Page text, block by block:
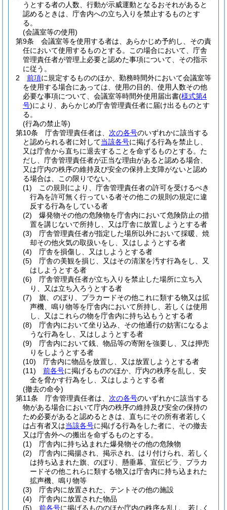
うとする者の人数、行動が示威運動となるおそれがあると
認めるときは、庁舎内への立ち入りを禁止するものとす
る。
(会議室等の使用)
第9条
会議室等を使用する者は、あらかじめ予約し、その責
任において使用するものとする。
この場合において、庁舎
管理責任者が管理上必要と認めた事項について、その指示
に従う。
2
前項に規定するもののほか、勤務時間外において会議室等
を使用する場合にあっては、使用の目的、使用人数その他
必要な事項について、会議室等時間外使用届出書(様式第4
号)により、あらかじめ庁舎管理責任者に届け出るものとす
る。
(行為の禁止等)
第10条
庁舎管理責任者は、 次の各号のいずれかに該当する
と認められる者に対して当該各号に掲げる行為を禁止し、
又は庁舎から直ちに退去することを命ずるものとする。 た
だし、庁舎管理責任者が正当な理由があると認める場合、
又は庁内の秩序の維持及び安全の保持上支障がないと認め
る場合は、この限りでない。
(1)
この規則により、庁舎管理責任者の許可を受けるべき
行為を許可無く行っている者その他この規則の規定に違
反する行為をしている者
(2)
爆発物その他の危険物を庁舎内において危険防止の措
置を講じないで所持し、又は庁舎に放置しようとする者
(3)
庁舎管理責任者が指定した場所以外において採暖、焼
却その他火気の取扱いをし、又はしようとする者
(4)
庁舎を損傷し、又はしようとする者
(5)
庁舎の美観を損じ、又はその清潔を汚す行為をし、又
はしようとする者
(6)
庁舎管理責任者が立ち入りを禁止した場所に立ち入
り、又は立ち入ろうとする者
(7)
旗、のぼり、プラカードその他これに類する物又は拡
声機、鳴り物等を庁舎内において所持し、若しくは使用
し、又はこれらの物を庁舎内に持ち込もうとする者
(8)
庁舎内において坐り込み、その他通行の妨害になるよ
うな行為をし、又はしようとする者
(9)
庁舎内において銭、物品等の寄附を強要し、又は押売
りをしようとする者
(10)
庁舎内に物品を放置し、又は放置しようとする者
(11)
前各号に掲げるもののほか、庁内の秩序を乱し、安
全を脅かす行為をし、又はしようとする者
(撤去の命令)
第11条
庁舎管理責任者は、 次の各号のいずれかに該当する
物がある場合において庁内の秩序の維持及び安全の保持の
ため必要があると認めるときは、直ちにその所有者若しく
は占有者又は当該各号に掲げる行為をした者に、その撤去
又は庁舎外への搬出を命ずるものとする。
(1)
庁舎内に持ち込まれた爆発物その他の危険物
(2)
庁舎内に掲揚され、掲示され、はり付けられ、若しく
は持ち込まれた旗、のぼり、懸垂幕、宣伝ビラ、プラカ
ードその他これらに類する物又は庁舎内に持ち込まれた
拡声機、鳴り物等
(3)
庁舎内に放置された、テントその他の施設
(4)
庁舎内に放置された物品
(5)
前各号に掲げるもののほか庁内の秩序を乱し、若しく